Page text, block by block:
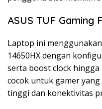
ASUS TUF Gaming
Laptop ini
14650HX dengan
serta boost clock hingga
cocok untuk gamer
tinggi dan konektivitas